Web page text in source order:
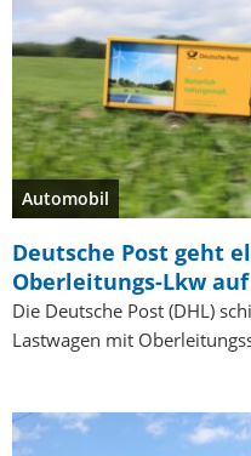
Automobil
Deutsche Post geht
Oberleitungs-Lkw
Die Deutsche Post (DHL)
Lastwagen mit